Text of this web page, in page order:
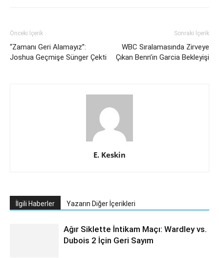
Önceki İçerik
“Zamanı Geri Alamayız”:
Joshua Geçmişe Sünger Çekti
Sonraki İçerik
WBC Sıralamasında Zirveye
Çıkan Benn’in Garcia Bekleyişi
E. Keskin
İlgili Haberler Yazarın Diğer İçerikleri
Ağır Siklette İntikam Maçı: Wardley vs.
Dubois 2 İçin Geri Sayım